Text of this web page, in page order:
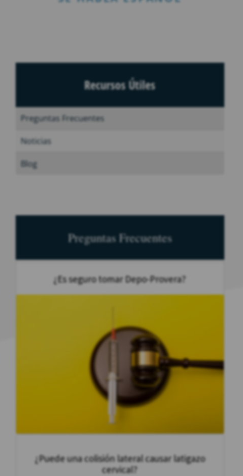
Recursos Útiles
Preguntas Frecuentes
Noticias
Blog
Preguntas Frecuentes
¿Es seguro tomar Depo-Provera?
¿Puede una colisión lateral causar latigazo
cervical?